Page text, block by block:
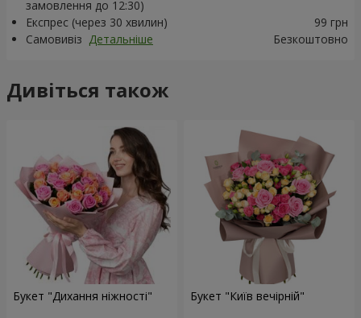
замовлення до 12:30)
Експрес (через 30 хвилин)
99 грн
Самовивіз Детальніше Безкоштовно
Дивіться також
Букет "Дихання ніжності" Букет "Київ вечірній"